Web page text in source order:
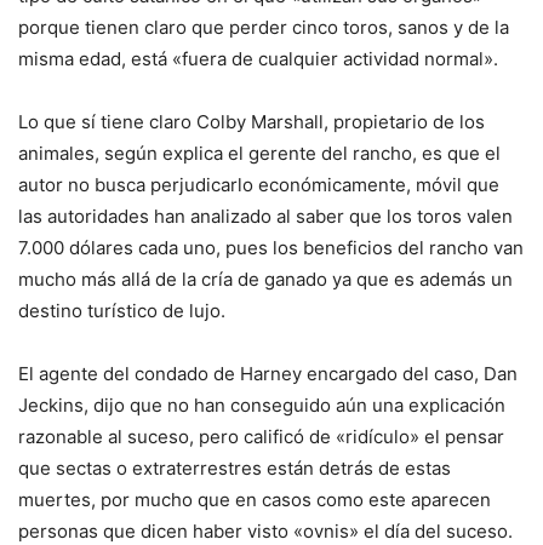
porque tienen claro que perder cinco toros, sanos y de la
misma edad, está «fuera de cualquier actividad normal».
Lo que sí tiene claro Colby Marshall, propietario de los
animales, según explica el gerente del rancho, es que el
autor no busca perjudicarlo económicamente, móvil que
las autoridades han analizado al saber que los toros valen
7.000 dólares cada uno, pues los beneficios del rancho van
mucho más allá de la cría de ganado ya que es además un
destino turístico de lujo.
El agente del condado de Harney encargado del caso, Dan
Jeckins, dijo que no han conseguido aún una explicación
razonable al suceso, pero calificó de «ridículo» el pensar
que sectas o extraterrestres están detrás de estas
muertes, por mucho que en casos como este aparecen
personas que dicen haber visto «ovnis» el día del suceso.